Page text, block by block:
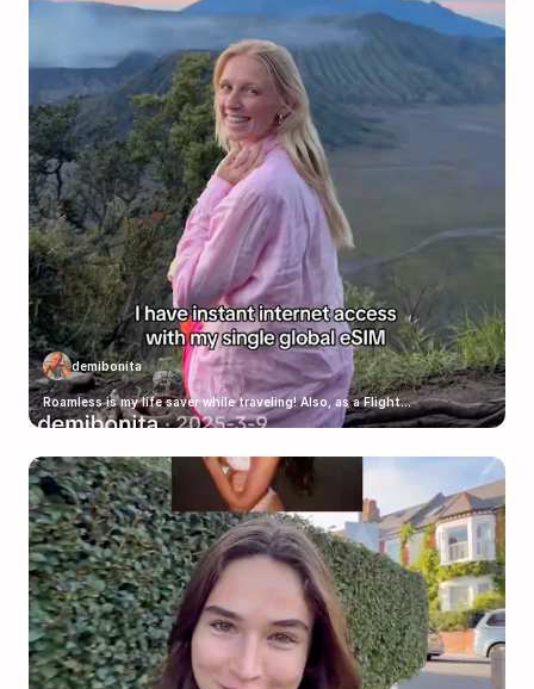
demibonita
Roamless is my life saver while traveling! Also, as a Flight...